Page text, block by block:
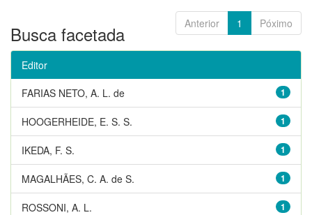
Anterior 1 Póximo
Busca facetada
Editor
1
FARIAS NETO, A. L. de
1
HOOGERHEIDE, E. S. S.
1
IKEDA, F. S.
1
MAGALHÃES, C. A. de S.
1
ROSSONI, A. L.